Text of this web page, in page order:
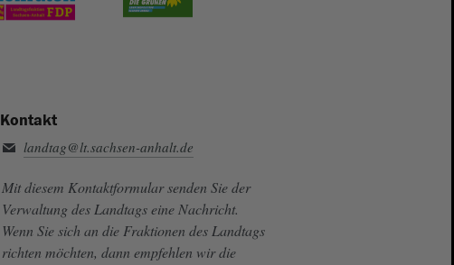
Kontakt
landtag@lt.sachsen-anhalt.de
Mit diesem Kontaktformular senden Sie der
Verwaltung des Landtags eine Nachricht.
Wenn Sie sich an die Fraktionen des Landtags
richten möchten, dann empfehlen wir die